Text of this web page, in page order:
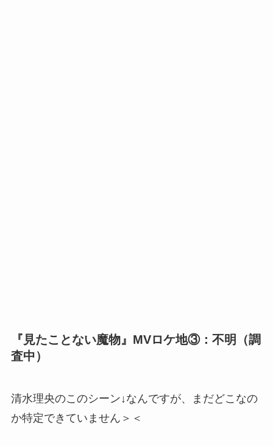
『見たことない魔物』MVロケ地③：不明（調
査中）
清水理央のこのシーン↓なんですが、まだどこなの
か特定できていません＞＜